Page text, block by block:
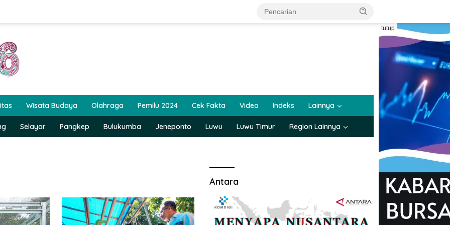
tutup
Wisata Budaya Olahraga Pemilu 2024 Cek Fakta Video Indeks Lainnya
Selayar Pangkep Bulukumba Jeneponto Luwu Luwu Timur Region Lainnya
Antara